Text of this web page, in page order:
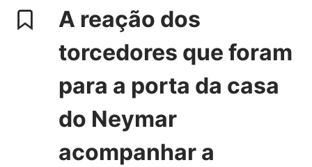
A reação dos
torcedores que foram
para a porta da casa
do Neymar
acompanhar a